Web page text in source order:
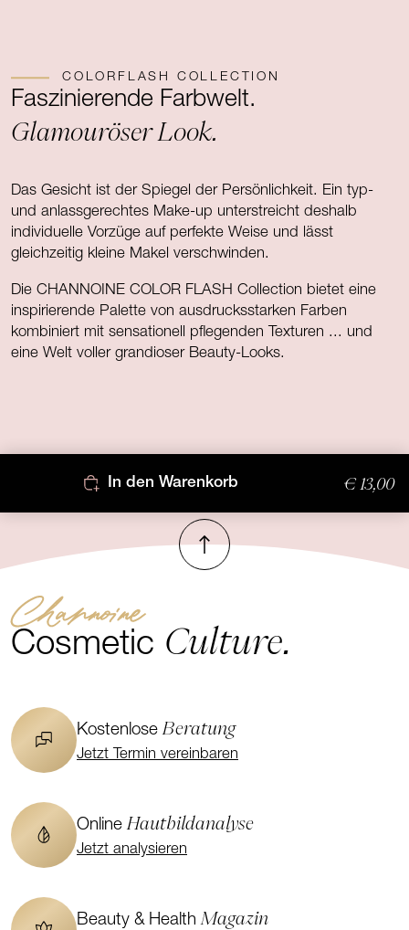
COLORFLASH COLLECTION
Faszinierende Farbwelt.
Glamouröser Look.
Das Gesicht ist der Spiegel der Persönlichkeit. Ein typ-
und anlassgerechtes Make-up unterstreicht deshalb
individuelle Vorzüge auf perfekte Weise und lässt
gleichzeitig kleine Makel verschwinden.
Die CHANNOINE COLOR FLASH Collection bietet eine
inspirierende Palette von ausdrucksstarken Farben
kombiniert mit sensationell pflegenden Texturen ... und
eine Welt voller grandioser Beauty-Looks.
In den Warenkorb € 13,00
Nach oben
Channoine
Cosmetic Culture.
KostenloseBeratung
Jetzt Termin vereinbaren
OnlineHautbildanalyse
Jetzt analysieren
Beauty & HealthMagazin